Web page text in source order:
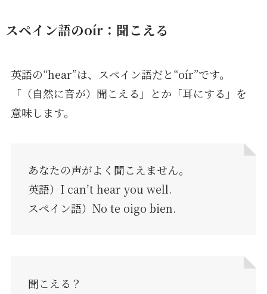
スペイン語のoír：聞こえる
英語の“hear”は、スペイン語だと“oír”です。
「（自然に音が）聞こえる」とか「耳にする」を
意味します。
あなたの声がよく聞こえません。
英語）I can’t hear you well.
スペイン語）No te oigo bien.
聞こえる？